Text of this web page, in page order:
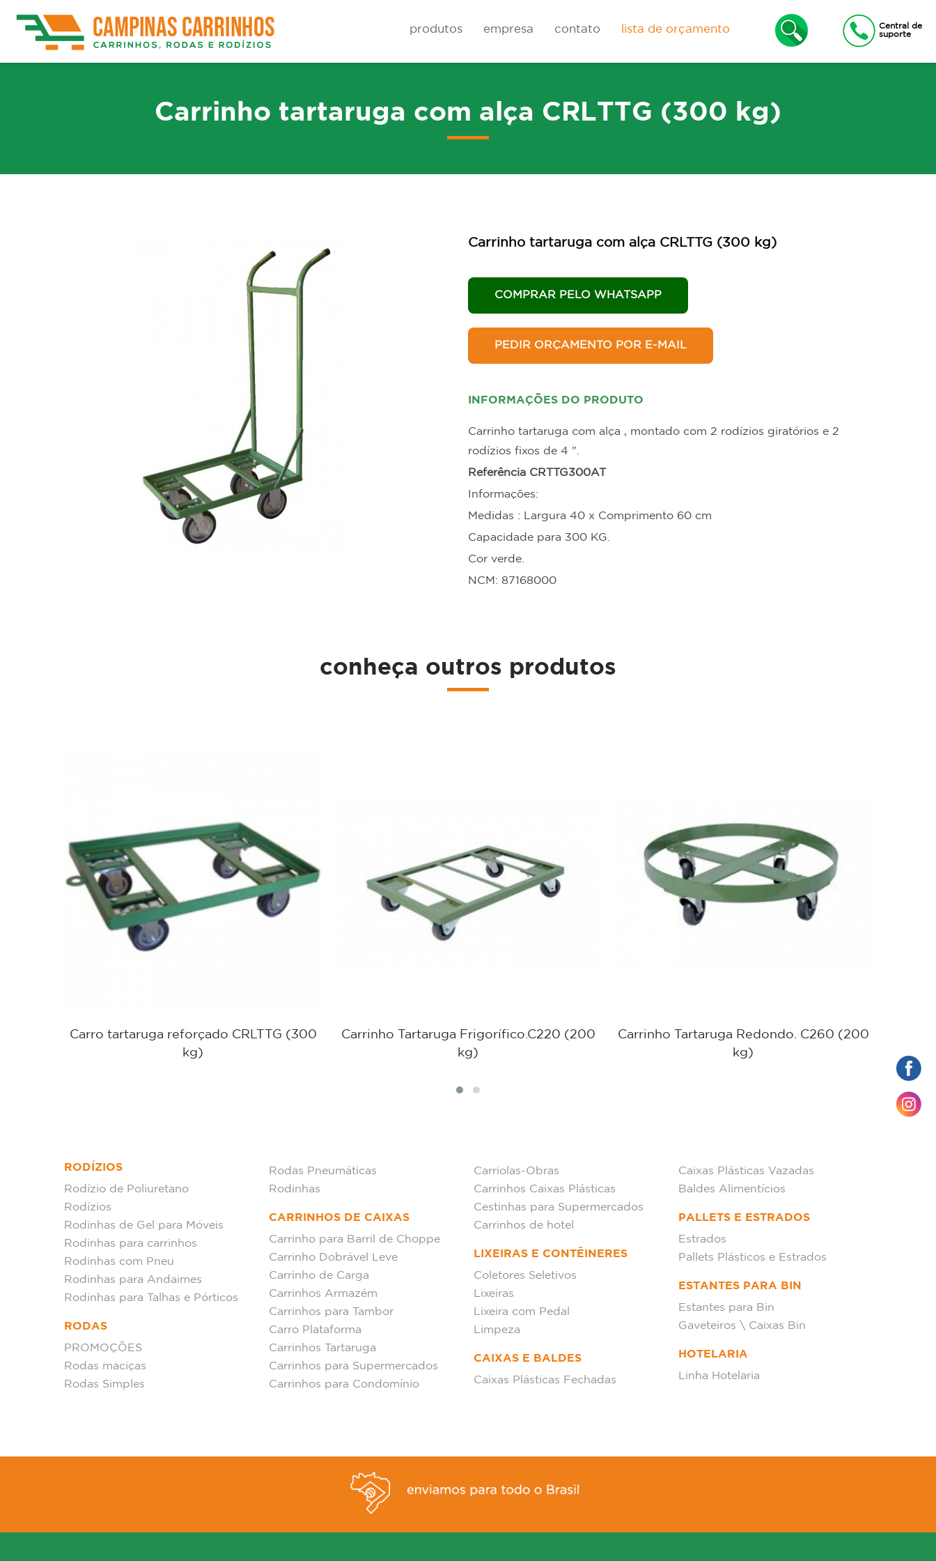
Central de
suporte
produtos
Estantes para Bin
empresa contato lista de orçamento
Carrinho tartaruga com alça CRLTTG (300 kg)
Carrinho tartaruga com alça CRLTTG (300 kg)
COMPRAR PELO WHATSAPP
PEDIR ORÇAMENTO POR E-MAIL
INFORMAÇÕES DO PRODUTO
Carrinho tartaruga com alça , montado com 2 rodízios giratórios e 2
rodízios fixos de 4 ".
Referência CRTTG300AT
Informações:
Medidas : Largura 40 x Comprimento 60 cm
Capacidade para 300 KG.
Cor verde.
NCM: 87168000
conheça outros produtos
Carro tartaruga reforçado CRLTTG (300
kg)
Carrinho Tartaruga Frigorífico.C220 (200
kg)
Carrinho Tartaruga Redondo. C260 (200
kg)
RODÍZIOS
Rodízio de Poliuretano
Rodízios
Rodinhas de Gel para Móveis
Rodinhas para carrinhos
Rodinhas com Pneu
Rodinhas para Andaimes
Rodinhas para Talhas e Pórticos
RODAS
PROMOÇÕES
Rodas maciças
Rodas Simples
Rodas Pneumáticas
Rodinhas
CARRINHOS DE CAIXAS
Carrinho para Barril de Choppe
Carrinho Dobrável Leve
Carrinho de Carga
Carrinhos Armazém
Carrinhos para Tambor
Carro Plataforma
Carrinhos Tartaruga
Carrinhos para Supermercados
Carrinhos para Condomínio
Carriolas-Obras
Carrinhos Caixas Plásticas
Cestinhas para Supermercados
Carrinhos de hotel
LIXEIRAS E CONTÊINERES
Coletores Seletivos
Lixeiras
Lixeira com Pedal
Limpeza
CAIXAS E BALDES
Caixas Plásticas Fechadas
Caixas Plásticas Vazadas
Baldes Alimentícios
PALLETS E ESTRADOS
Estrados
Pallets Plásticos e Estrados
ESTANTES PARA BIN
Estantes para Bin
Gaveteiros \ Caixas Bin
HOTELARIA
Linha Hotelaria